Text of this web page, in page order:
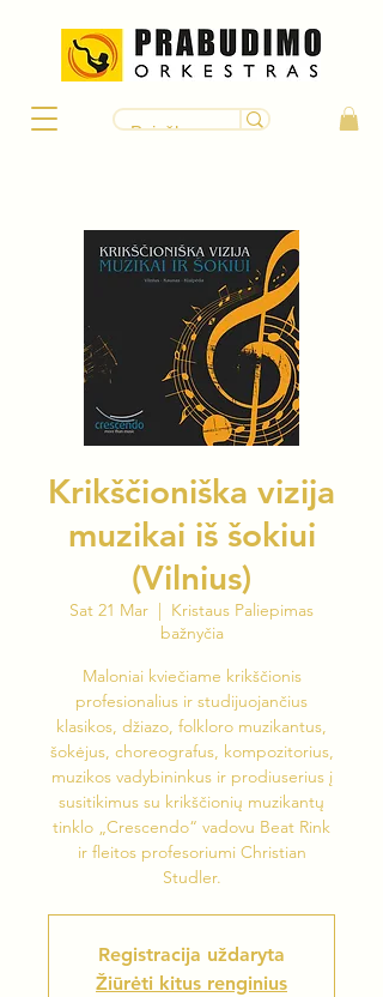
Krikščioniška vizija
muzikai iš šokiui
(Vilnius)
Sat 21 Mar
Kristaus Paliepimas
bažnyčia
Maloniai kviečiame krikščionis
profesionalius ir studijuojančius
klasikos, džiazo, folkloro muzikantus,
šokėjus, choreografus, kompozitorius,
muzikos vadybininkus ir prodiuserius į
susitikimus su krikščionių muzikantų
tinklo „Crescendo“ vadovu Beat Rink
ir fleitos profesoriumi Christian
Studler.
Registracija uždaryta
Žiūrėti kitus renginius